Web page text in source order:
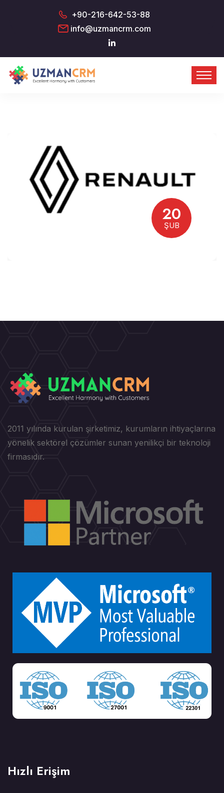
+90-216-642-53-88
info@uzmancrm.com
20
ŞUB
2011 yılında kurulan şirketimiz, kurumların ihtiyaçlarına
yönelik sektörel çözümler sunan yenilikçi bir teknoloji
firmasıdır.
Hızlı Erişim